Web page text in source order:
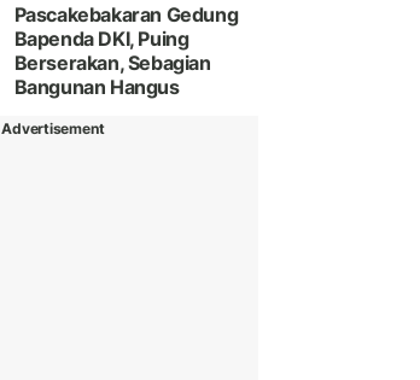
Pascakebakaran Gedung
Bapenda DKI, Puing
Berserakan, Sebagian
Bangunan Hangus
Advertisement